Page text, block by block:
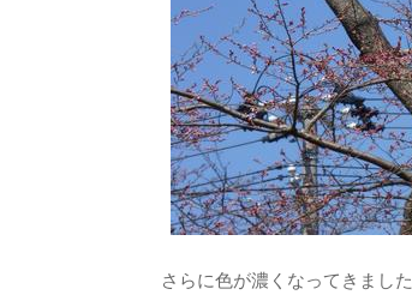
さらに色が濃くなってきました